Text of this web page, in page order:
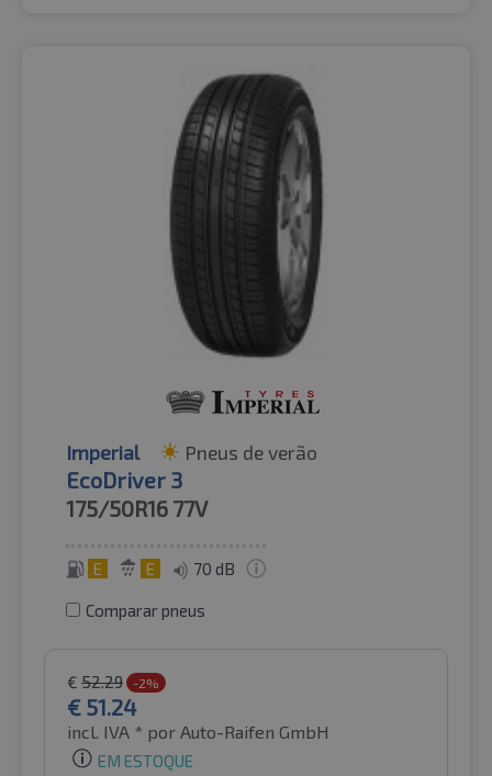
Imperial Pneus de verão
EcoDriver 3
175/50R16 77V
E E 70 dB
Comparar pneus
€ 52.29 -2%
€ 51.24
incl. IVA * por Auto-Raifen GmbH
EM ESTOQUE